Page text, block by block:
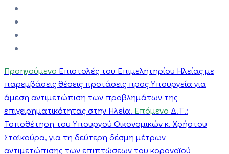
Προηγούμενο Επιστολές του Επιμελητηρίου Ηλείας με
παρεμβάσεις θέσεις προτάσεις προς Υπουργεία για
άμεση αντιμετώπιση των προβλημάτων της
επιχειρηματικότητας στην Ηλεία. Επόμενο Δ.Τ.:
Τοποθέτηση του Υπουργού Οικονομικών κ. Χρήστου
Σταϊκούρα, για τη δεύτερη δέσμη μέτρων
αντιμετώπισης των επιπτώσεων του κορονοϊού